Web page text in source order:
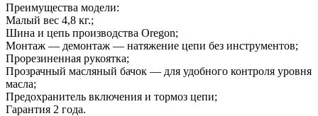
Преимущества модели:
Малый вес 4,8 кг.;
Шина и цепь производства Oregon;
Монтаж — демонтаж — натяжение цепи без инструментов;
Прорезиненная рукоятка;
Прозрачный масляный бачок — для удобного контроля уровня
масла;
Предохранитель включения и тормоз цепи;
Гарантия 2 года.